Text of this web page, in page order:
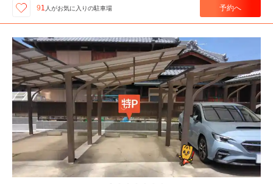
91 人がお気に入りの駐車場 予約へ